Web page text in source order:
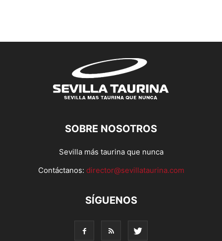
SOBRE NOSOTROS
Sevilla más taurina que nunca
Contáctanos: director@sevillataurina.com
SÍGUENOS